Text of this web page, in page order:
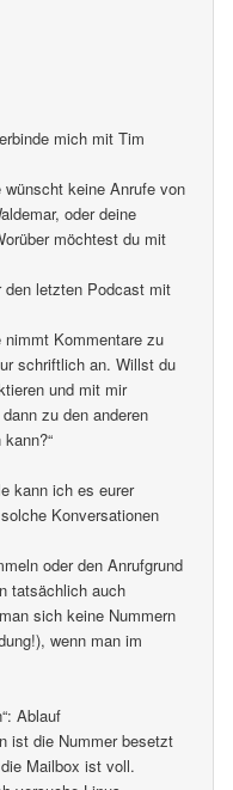
mich mit Tim
wünscht keine Anrufe von
oder deine
möchtest du mit
den letzten Podcast mit
nimmt Kommentare zu
schriftlich an. Willst du
und mit mir
zu den anderen
kann ich es eurer
Konversationen
oder den Anrufgrund
tatsächlich auch
sich keine Nummern
wenn man im
Ablauf
ist die Nummer besetzt
Mailbox ist voll.